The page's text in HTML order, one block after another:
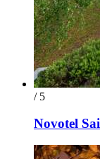
/ 5
Novotel